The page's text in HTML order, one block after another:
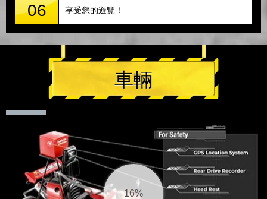
06 享受您的遊覽！
車輛
17%